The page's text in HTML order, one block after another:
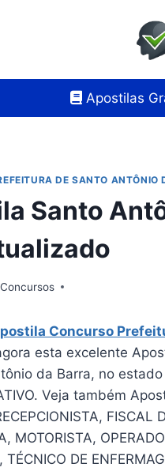
Apostilas
DE SANTO ANTÔNIO
Santo
Concurso
esta excelente
da Barra, no
Veja também
FISCAL
MOTORISTA,
TÉCNICO DE